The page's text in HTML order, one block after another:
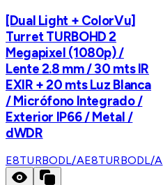
[Dual Light + ColorVu]
Turret TURBOHD 2
Megapixel (1080p) /
Lente 2.8 mm / 30 mts IR
EXIR + 20 mts Luz Blanca
/ Micrófono Integrado /
Exterior IP66 / Metal /
dWDR
E8TURBODL/AE8TURBODL/A